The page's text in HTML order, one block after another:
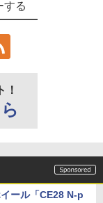
する
！
ール「CE28 N-p